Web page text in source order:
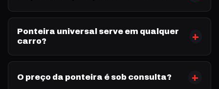
Ponteira universal serve em qualquer
carro?
O preço da ponteira é sob consulta?